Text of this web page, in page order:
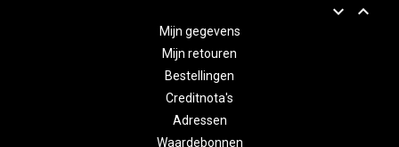
 
Mijn gegevens
Mijn retouren
Bestellingen
Creditnota's
Adressen
Waardebonnen